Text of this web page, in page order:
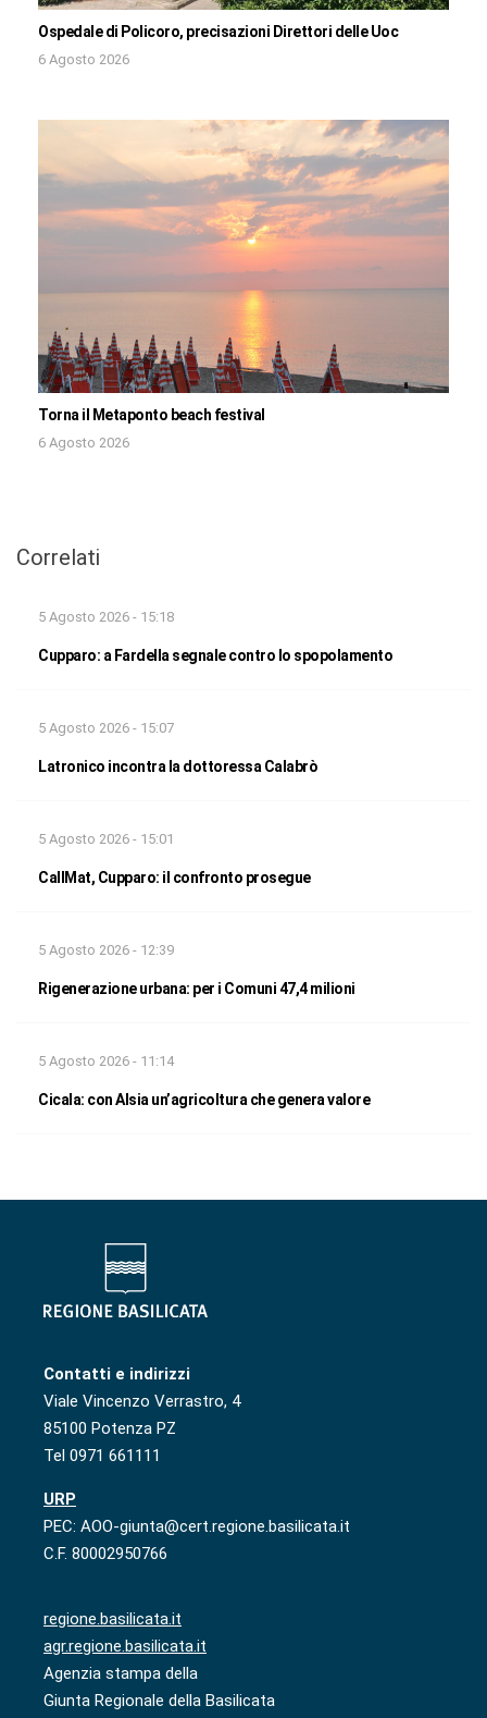
Ospedale di Policoro, precisazioni Direttori delle Uoc
6 Agosto 2026
Torna il Metaponto beach festival
6 Agosto 2026
Correlati
5 Agosto 2026 - 15:18
Cupparo: a Fardella segnale contro lo spopolamento
5 Agosto 2026 - 15:07
Latronico incontra la dottoressa Calabrò
5 Agosto 2026 - 15:01
CallMat, Cupparo: il confronto prosegue
5 Agosto 2026 - 12:39
Rigenerazione urbana: per i Comuni 47,4 milioni
5 Agosto 2026 - 11:14
Cicala: con Alsia un’agricoltura che genera valore
Contatti e indirizzi
Viale Vincenzo Verrastro, 4
85100 Potenza PZ
Tel 0971 661111
URP
PEC: AOO-giunta@cert.regione.basilicata.it
C.F. 80002950766
regione.basilicata.it
agr.regione.basilicata.it
Agenzia stampa della
Giunta Regionale della Basilicata